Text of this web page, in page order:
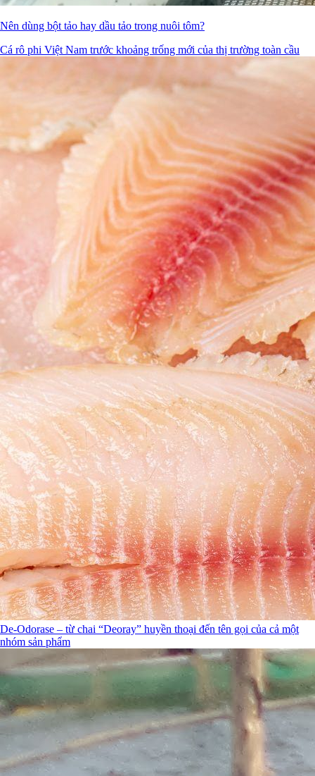
Nên dùng bột tảo hay dầu tảo trong nuôi tôm?
Cá rô phi Việt Nam trước khoảng trống mới của thị trường toàn cầu
De-Odorase – từ chai “Deoray” huyền thoại đến tên gọi của cả một
nhóm sản phẩm